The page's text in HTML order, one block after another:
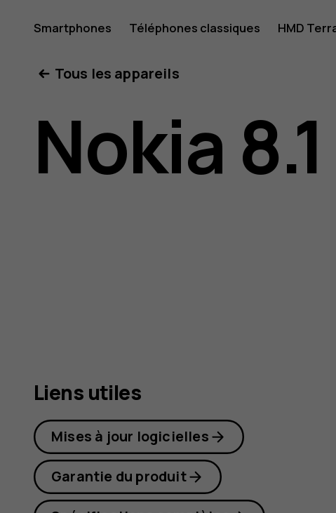
Guide
de
l'utilisateur
Smartphones Téléphones classiques HMD
Tous les appareils
Nokia 8.1
Liens utiles
Mises à jour logicielles
Garantie du produit